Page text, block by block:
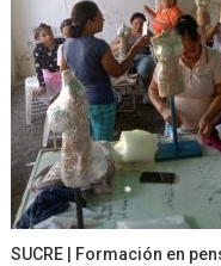
SUCRE | Formación en